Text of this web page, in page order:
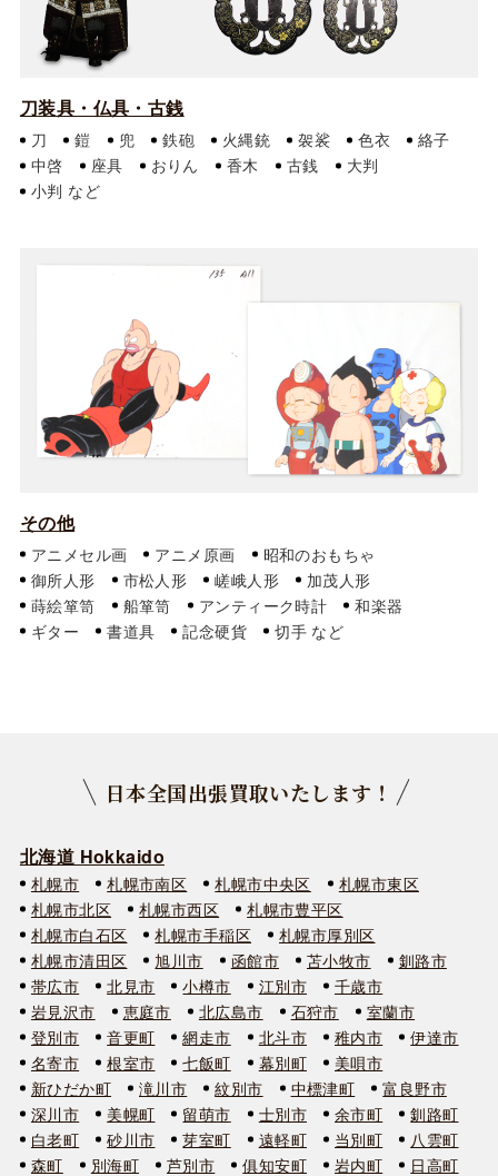
刀装具・仏具・古銭
刀 鎧 兜 鉄砲 火縄銃 袈裟 色衣
絡子
中啓
座具 おりん 香木 古銭
大判
小判
その他
アニメセル画 アニメ原画
昭和のおもちゃ
御所人形
市松人形 嵯峨人形
加茂人形
蒔絵箪笥
船箪笥 アンティーク時計
和楽器
ギター
書道具 記念硬貨 切手
日本全国出張買取いたします！
北海道 Hokkaido
札幌市 札幌市南区 札幌市中央区
札幌市東区
札幌市北区
札幌市西区
札幌市豊平区
札幌市白石区
札幌市手稲区
札幌市厚別区
札幌市清田区
旭川市 函館市 苫小牧市
釧路市
帯広市
北見市 小樽市 江別市
千歳市
岩見沢市
恵庭市 北広島市 石狩市
室蘭市
登別市
音更町 網走市 北斗市 稚内市
伊達市
名寄市
根室市 七飯町 幕別町
美唄市
新ひだか町
滝川市 紋別市 中標津町
富良野市
深川市
美幌町 留萌市 士別市 余市町
釧路町
白老町
砂川市 芽室町 遠軽町 当別町
八雲町
森町
別海町 芦別市 俱知安町 岩内町 日高町